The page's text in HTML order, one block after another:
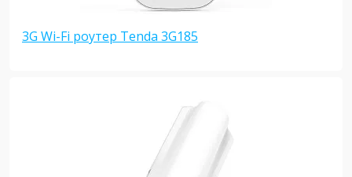
3G Wi-Fi роутер Tenda 3G185